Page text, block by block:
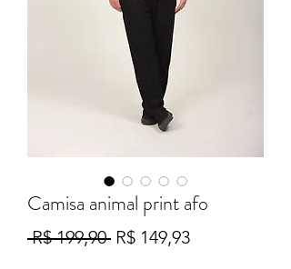
Camisa animal print afo
R$ 199,90 Preço
R$ 149,93Preço